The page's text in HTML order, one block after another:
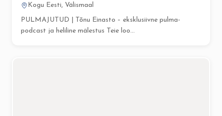
Kogu Eesti, Välismaal
PULMAJUTUD | Tõnu Einasto – eksklusiivne pulma-
podcast ja heliline mälestus Teie loo...